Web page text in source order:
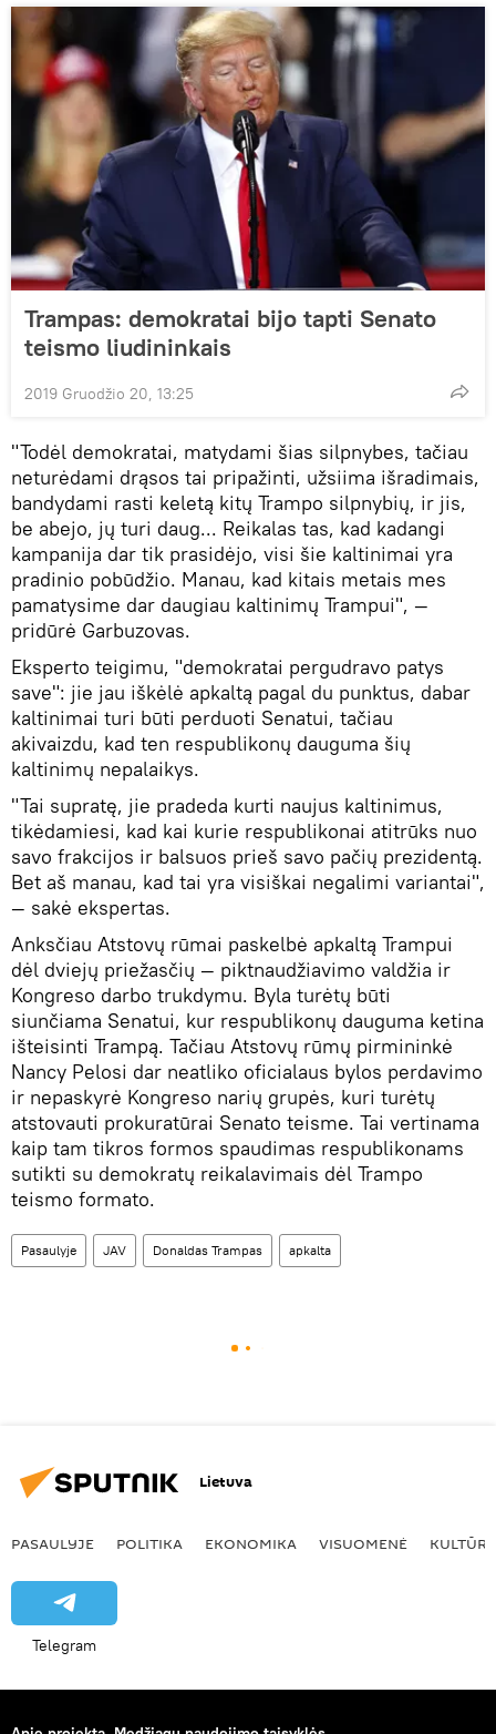
Trampas: demokratai bijo tapti Senato
teismo liudininkais
2019 Gruodžio 20, 13:25
"Todėl demokratai, matydami šias silpnybes, tačiau
neturėdami drąsos tai pripažinti, užsiima išradimais,
bandydami rasti keletą kitų Trampo silpnybių, ir jis,
be abejo, jų turi daug... Reikalas tas, kad kadangi
kampanija dar tik prasidėjo, visi šie kaltinimai yra
pradinio pobūdžio. Manau, kad kitais metais mes
pamatysime dar daugiau kaltinimų Trampui", —
pridūrė Garbuzovas.
Eksperto teigimu, "demokratai pergudravo patys
save": jie jau iškėlė apkaltą pagal du punktus, dabar
kaltinimai turi būti perduoti Senatui, tačiau
akivaizdu, kad ten respublikonų dauguma šių
kaltinimų nepalaikys.
"Tai supratę, jie pradeda kurti naujus kaltinimus,
tikėdamiesi, kad kai kurie respublikonai atitrūks nuo
savo frakcijos ir balsuos prieš savo pačių prezidentą.
Bet aš manau, kad tai yra visiškai negalimi variantai",
— sakė ekspertas.
Anksčiau Atstovų rūmai paskelbė apkaltą Trampui
dėl dviejų priežasčių — piktnaudžiavimo valdžia ir
Kongreso darbo trukdymu. Byla turėtų būti
siunčiama Senatui, kur respublikonų dauguma ketina
išteisinti Trampą. Tačiau Atstovų rūmų pirmininkė
Nancy Pelosi dar neatliko oficialaus bylos perdavimo
ir nepaskyrė Kongreso narių grupės, kuri turėtų
atstovauti prokuratūrai Senato teisme. Tai vertinama
kaip tam tikros formos spaudimas respublikonams
sutikti su demokratų reikalavimais dėl Trampo
teismo formato.
Pasaulyje JAV Donaldas Trampas apkalta
Lietuva
PASAULYJE POLITIKA EKONOMIKA VISUOMENĖ KULTŪRA
Telegram